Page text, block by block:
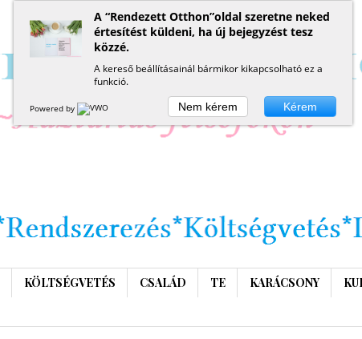
KÖLTSÉGVETÉS CSALÁD TE KARÁCSONY
A “Rendezett Otthon”oldal szeretne neked
értesítést küldeni, ha új bejegyzést tesz
közzé.
A kereső beállításainál bármikor kikapcsolható ez a
funkció.
Powered by Nem kérem Kérem